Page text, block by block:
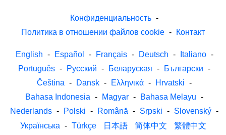
Конфиденциальность -
Политика в отношении файлов cookie - Контакт
English - Español - Français - Deutsch - Italiano -
Português - Русский - Беларуская - Български -
Čeština - Dansk - Ελληνικά - Hrvatski -
Bahasa Indonesia - Magyar - Bahasa Melayu -
Nederlands - Polski - Română - Srpski - Slovenský -
Українська - Türkçe 日本語 简体中文
繁體中文